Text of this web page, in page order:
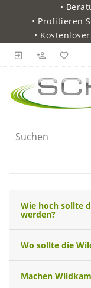
•
• Profitieren
•
Wie hoch sollte
werden?
Wo sollte die
Machen